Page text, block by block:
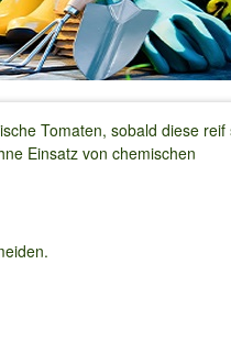
Tomaten, sobald diese reif
Einsatz von chemischen